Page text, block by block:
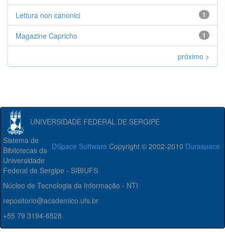
1
Lettura non canonici
1
Magazine Capricho
próximo >
UNIVERSIDADE FEDERAL DE SERGIPE
DSpace Software Copyright © 2002-2010 Duraspace
Sistema de
Bibliotecas da
Universidade
Federal de Sergipe - SIBIUFS
Núcleo de Tecnologia da Informação - NTI
repositorio@academico.ufs.br
+55 79 3194-6528